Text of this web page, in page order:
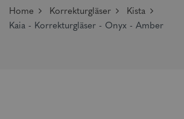
Home Korrekturgläser
Kista
Kaia - Korrekturgläser - Onyx - Amber